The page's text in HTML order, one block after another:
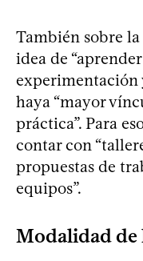
También sobre
idea de
experimentación
haya “mayor
práctica”. Para
contar con
propuestas de
equipos”.
Modalidad de